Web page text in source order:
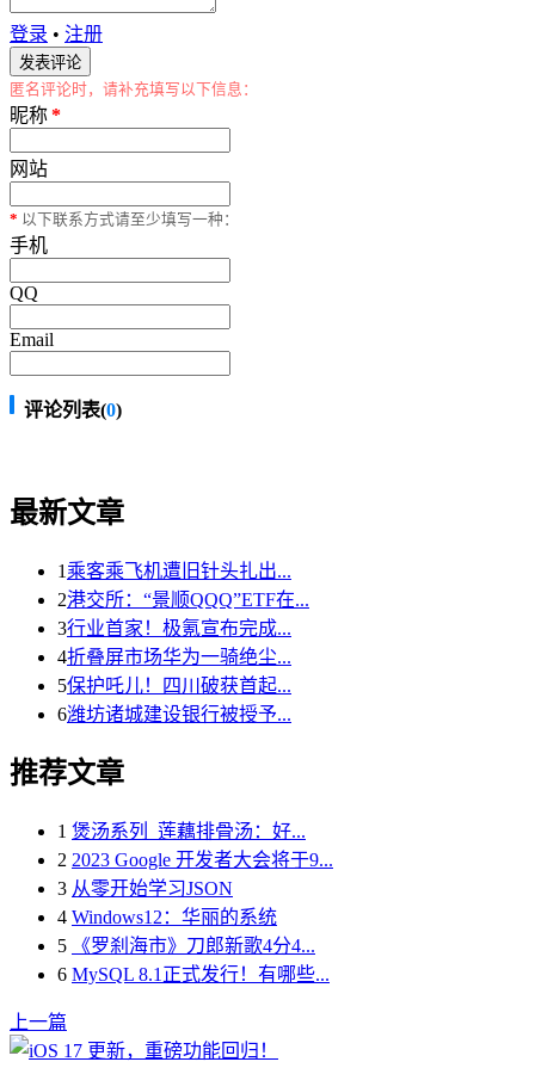
登录 • 注册
匿名评论时，请补充填写以下信息：
昵称*
网站
* 以下联系方式请至少填写一种：
手机
QQ
Email
评论列表(0)
最新文章
1 乘客乘飞机遭旧针头扎出...
2港交所：“景顺QQQ”ETF在...
3行业首家！极氪宣布完成...
4折叠屏市场华为一骑绝尘...
5保护吒儿！四川破获首起...
6潍坊诸城建设银行被授予...
推荐文章
1 煲汤系列_莲藕排骨汤：好...
2 2023 Google 开发者大会将于9...
3 从零开始学习JSON
4 Windows12：华丽的系统
5
《罗刹海市》刀郎新歌4分4...
6 MySQL 8.1正式发行！有哪些...
上一篇